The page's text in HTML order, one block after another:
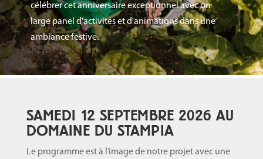
célébrer cet anniversaire exceptionnel avec un
large panel d'activités et d'animations dans une
ambiance festive.
SAMEDI 12 SEPTEMBRE 2026 AU
DOMAINE DU STAMPIA
Le programme est à l’image de notre projet avec une